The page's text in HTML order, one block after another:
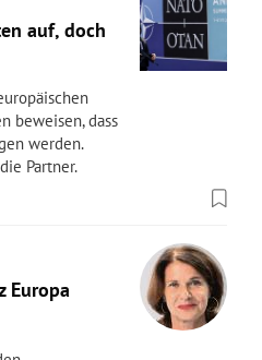
auf, doch
beweisen, dass
werden.
Partner.
Europa